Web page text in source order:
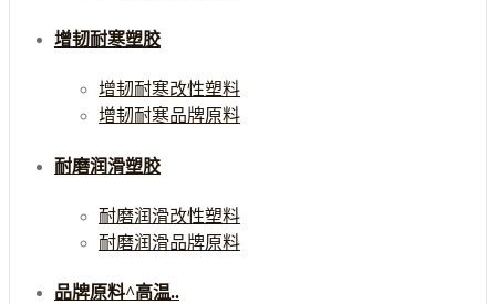
增韧耐寒塑胶
增韧耐寒改性塑料
增韧耐寒品牌原料
耐磨润滑塑胶
耐磨润滑改性塑料
耐磨润滑品牌原料
品牌原料^高温..